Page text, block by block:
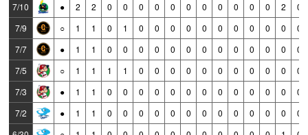
7/10
● 2 2 0 0 0 0 0 0 0 0 0 0 0 2
0
7/9
○ 1 1 0 1 0 0 0 0 0 0 0 0 0 0
0
7/7
● 1 1 0 0 0 0 0 0 0 0 0 0 0 0
0
7/5
○ 1 1 1 1 0 0 0 0 0 0 0 0 0 0
0
7/3
● 1 1 0 0 0 0 0 0 0 0 0 0 0 0
0
7/2
● 1 1 0 0 0 0 0 0 0 0 0 0 0 0
0